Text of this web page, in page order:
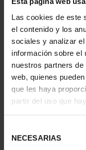
Las cookies de este
el contenido y los
sociales y analizar
información sobre el
nuestros partners
web, quienes
que les haya
partir del uso que
NECESARIAS
EUROSET 2025